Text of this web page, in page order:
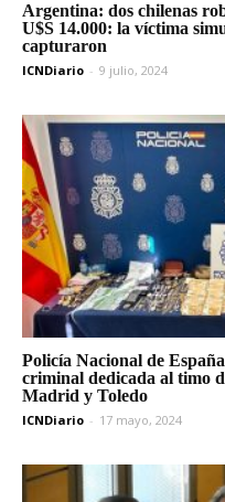
Argentina: dos chilenas
U$S 14.000: la víctima
capturaron
ICNDiario - 9 julio, 2024
Policía Nacional de
criminal dedicada al timo
Madrid y Toledo
ICNDiario - 17 mayo, 2024